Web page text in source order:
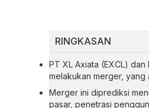
RINGKASAN
PT XL Axiata (EXCL)
melakukan merger, yang
Merger ini diprediksi
pasar, penetrasi